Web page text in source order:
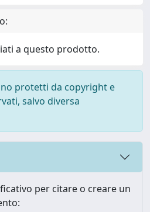
a questo prodotto.
protetti da copyright e
salvo diversa
per citare o creare un